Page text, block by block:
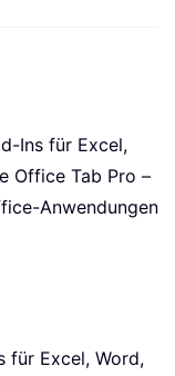
Ins für Excel,
Office Tab Pro –
Anwendungen
für Excel, Word,